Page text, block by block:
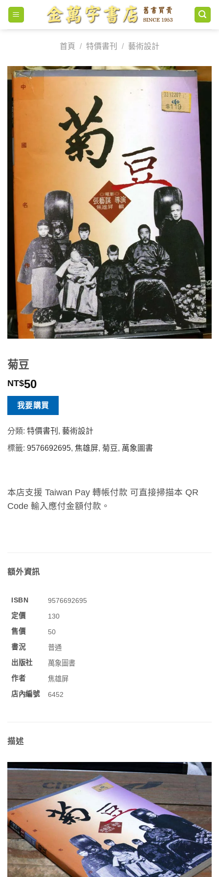
Skip
content
首頁
/ 特價書刊 / 藝術設計
菊豆
NT$50
我要購買
分類: 特價書刊 , 藝術設計
標籤: 9576692695, 焦雄屏, 菊豆 , 萬象圖書
本店支援 Taiwan Pay 轉帳付款 可直接掃描本 QR
Code 輸入應付金額付款。
額外資訊
ISBN
9576692695
定價
130
售價
50
書況
普通
出版社
萬象圖書
作者
焦雄屏
店內編號
6452
描述